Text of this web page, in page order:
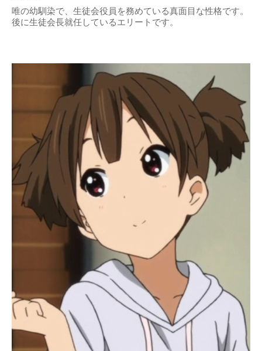
唯の幼馴染で、生徒会役員を務めている真面目な性格です。
後に生徒会長就任しているエリートです。